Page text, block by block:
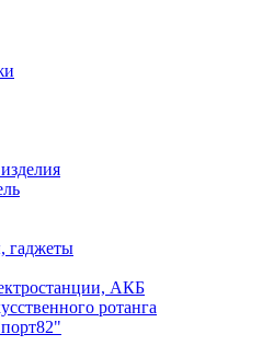
гаджеты
АКБ
ротанга